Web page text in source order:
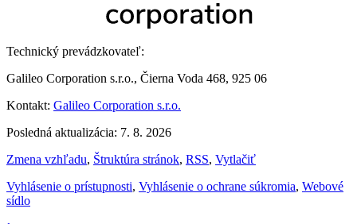
Technický prevádzkovateľ:
Galileo Corporation s.r.o., Čierna Voda 468, 925 06
Kontakt: Galileo Corporation s.r.o.
Posledná aktualizácia: 7. 8. 2026
Zmena vzhľadu, Štruktúra stránok, RSS, Vytlačiť
Vyhlásenie o prístupnosti, Vyhlásenie o ochrane súkromia, Webové
sídlo